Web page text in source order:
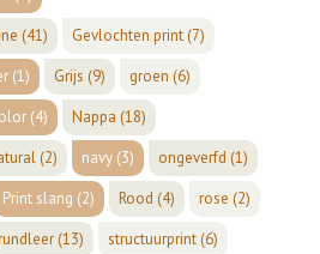
(41) Gevlochten print(7)
(1) Grijs (9) groen (6)
(4) Nappa (18)
(2) navy(3) ongeverfd (1)
Print slang (2) Rood (4) rose (2)
(13) structuurprint(6)